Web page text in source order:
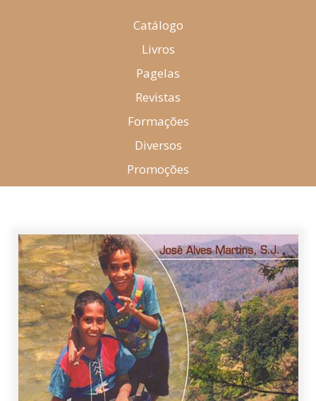
Catálogo
Livros
Pagelas
Revistas
Formações
Diversos
Promoções